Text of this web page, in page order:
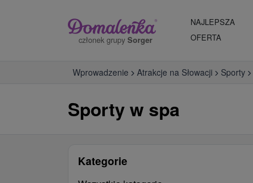
członek grupy Sorger
NAJLEPSZA
OFERTA
Wprowadzenie Atrakcje na Słowacji Sporty
Sporty w spa
Kategorie